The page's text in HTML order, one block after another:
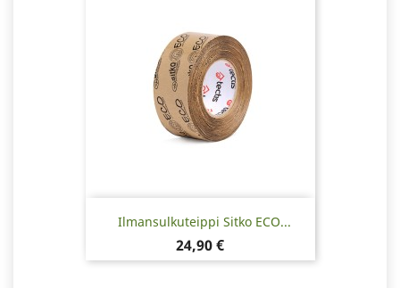
Ilmansulkuteippi Sitko ECO...
Hinta
24,90 €